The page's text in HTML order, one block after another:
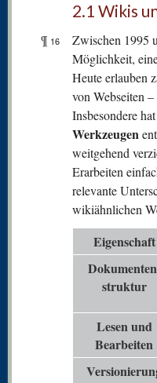
2.1 Wikis
¶ 16
Zwischen 1995
Möglichkeit,
Heute erlauben
von Webseiten
Insbesondere
Werkzeugen
weitgehend
Erarbeiten
relevante
wikiähnlichen
Eigenschaft
struktur
Lesen und
Bearbeiten
V